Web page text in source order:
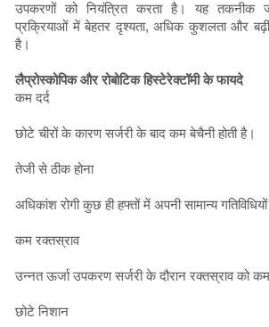
उपकरणों को नियंत्रित करता है। यह तकनीक
प्रक्रियाओं में बेहतर दृश्यता, अधिक कुशलता और बढ़ी
है।
लैप्रोस्कोपिक और रोबोटिक हिस्टेरेक्टॉमी के फायदे
कम दर्द
छोटे चीरों के कारण सर्जरी के बाद कम बेचैनी होती है।
तेजी से ठीक होना
अधिकांश रोगी कुछ ही हफ्तों में अपनी सामान्य
कम रक्तस्राव
उन्नत ऊर्जा उपकरण सर्जरी के दौरान रक्तस्राव को
छोटे निशान